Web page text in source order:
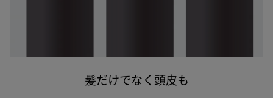
髪だけでなく頭皮も